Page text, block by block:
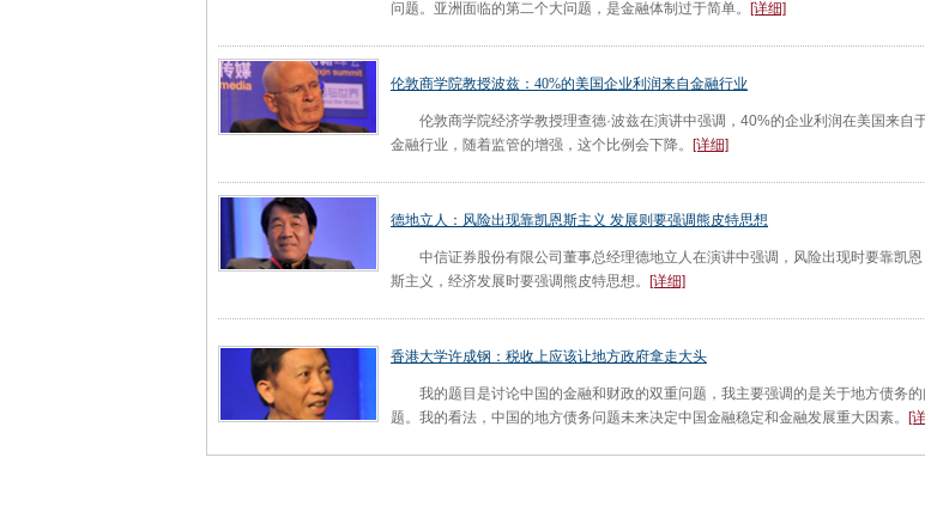
问题。亚洲面临的第二个大问题，是金融体制过于简单。
[详细]
伦敦商学院教授波兹：40%的美国企业利润来自金融行业
伦敦商学院经济学教授理查德·波兹在演讲中强调，40%的企业利润在美国来自
金融行业，随着监管的增强，这个比例会下降。
[详细]
德地立人：风险出现靠凯恩斯主义 发展则要强调熊皮特思想
中信证券股份有限公司董事总经理德地立人在演讲中强调，风险出现时要靠凯恩
斯主义，经济发展时要强调熊皮特思想。
[详细]
香港大学许成钢：税收上应该让地方政府拿走大头
我的题目是讨论中国的金融和财政的双重问题，我主要强调的是关于地方债务的
题。我的看法，中国的地方债务问题未来决定中国金融稳定和金融发展重大因素。
[